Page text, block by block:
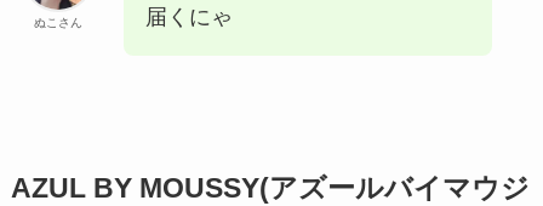
ぬこさん 届くにゃ
AZUL BY MOUSSY(アズールバイマウジ